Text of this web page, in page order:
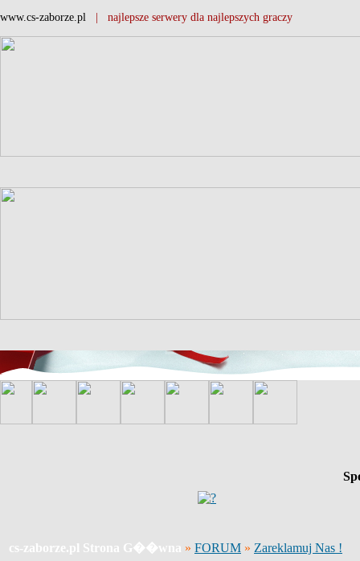
www.cs-zaborze.pl | najlepsze serwery dla najlepszych graczy
cs-zaborze.pl Strona G��wna » FORUM » Zareklamuj Nas !